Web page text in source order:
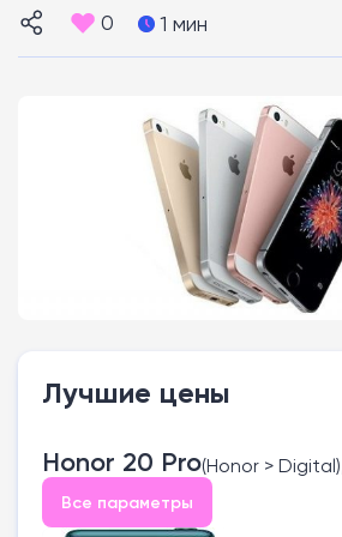
0 1 мин
Лучшие цены
Honor 20 Pro(Honor >
Все параметры